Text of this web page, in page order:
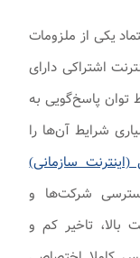
یکی از ملزومات
اشتراکی دارای
پاسخ‌گویی به
شرایط آن‌ها را
سازمانی)
شرکت‌ها و
بالا، تاخیر کم و